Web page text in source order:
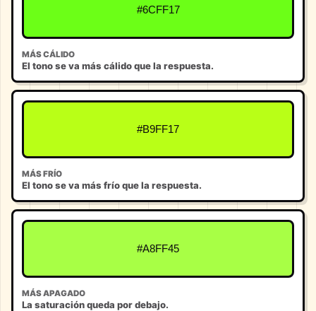
#6CFF17
MÁS CÁLIDO
El tono se va más cálido que la respuesta.
#B9FF17
MÁS FRÍO
El tono se va más frío que la respuesta.
#A8FF45
MÁS APAGADO
La saturación queda por debajo.